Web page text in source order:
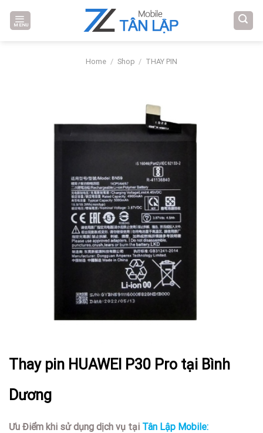
MENU
Home / Shop / THAY PIN
Thay pin HUAWEI P30 Pro tại Bình
Dương
Ưu Điểm khi sử dụng dịch vụ tại Tân Lập Mobile: